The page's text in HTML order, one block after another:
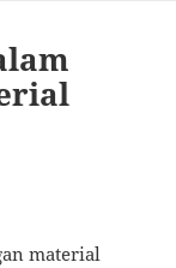
material